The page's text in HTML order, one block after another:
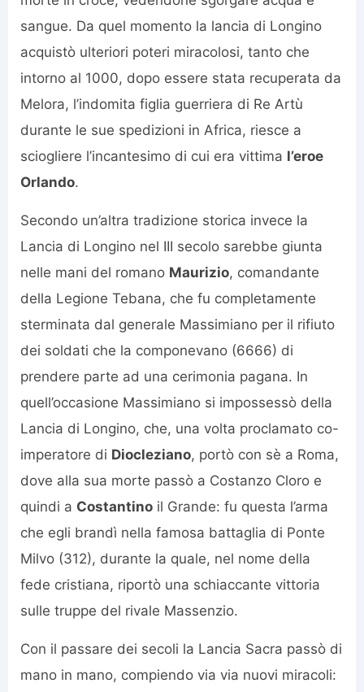
sangue. Da quel momento la lancia di Longino
acquistò ulteriori poteri miracolosi, tanto che
intorno al 1000, dopo essere stata recuperata da
Melora, l’indomita figlia guerriera di Re Artù
durante le sue spedizioni in Africa, riesce a
sciogliere l’incantesimo di cui era vittima l’eroe
Orlando.
Secondo un’altra tradizione storica invece la
Lancia di Longino nel III secolo sarebbe giunta
nelle mani del romano Maurizio, comandante
della Legione Tebana, che fu completamente
sterminata dal generale Massimiano per il rifiuto
dei soldati che la componevano (6666) di
prendere parte ad una cerimonia pagana. In
quell’occasione Massimiano si impossessò della
Lancia di Longino, che, una volta proclamato co-
imperatore di Diocleziano, portò con sè a Roma,
dove alla sua morte passò a Costanzo Cloro e
quindi a Costantino il Grande: fu questa l’arma
che egli brandì nella famosa battaglia di Ponte
Milvo (312), durante la quale, nel nome della
fede cristiana, riportò una schiaccante vittoria
sulle truppe del rivale Massenzio.
Con il passare dei secoli la Lancia Sacra passò di
mano in mano, compiendo via via nuovi miracoli: